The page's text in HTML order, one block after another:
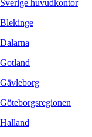
Sverige huvudkontor
Blekinge
Dalarna
Gotland
Gävleborg
Göteborgsregionen
Halland